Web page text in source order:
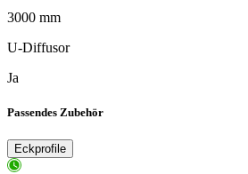
3000 mm
U-Diffusor
Ja
Passendes Zubehör
Eckprofile